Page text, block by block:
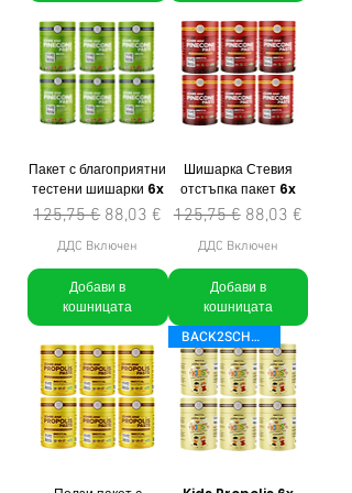
Пакет с благоприятни
тестени шишарки 6x
Редовна цена
125,75 € Продажна цена
88,03 €
ДДС Включен
Добави в
кошницата
Шишарка Стевия
отстъпка пакет 6x
Редовна цена
125,75 € Продажна
88,03 €
ДДС Включен
Добави в
кошницата
BACK2SCHOOL